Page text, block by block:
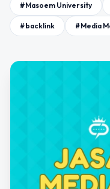
#Masoem University
#backlink #Media